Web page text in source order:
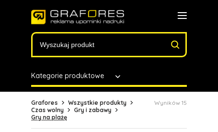
Kategorie produktowe
Grafores
Wszystkie produkty
Czas wolny
Gry i zabawy
Gry na plażę
Wyników 15